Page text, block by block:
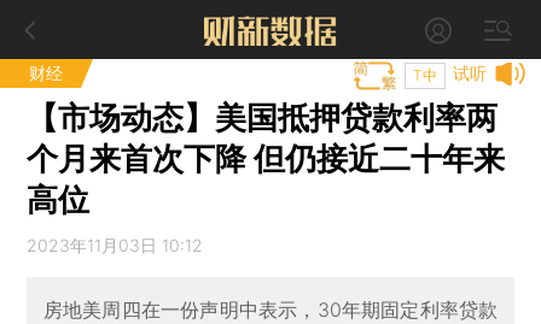
财经 试听
T中
【市场动态】美国抵押贷款利率两
个月来首次下降 但仍接近二十年来
高位
2023年11月03日 10:12
房地美周四在一份声明中表示，30年期固定利率贷款